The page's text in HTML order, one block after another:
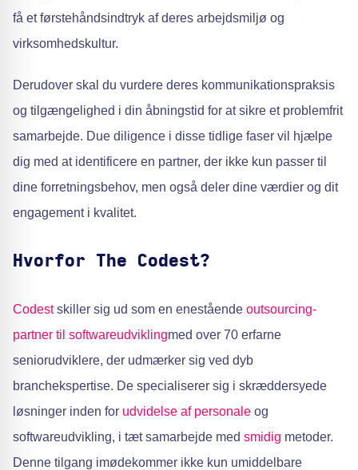
få et førstehåndsindtryk af deres arbejdsmiljø og
virksomhedskultur.
Derudover skal du vurdere deres kommunikationspraksis
og tilgængelighed i din åbningstid for at sikre et problemfrit
samarbejde. Due diligence i disse tidlige faser vil hjælpe
dig med at identificere en partner, der ikke kun passer til
dine forretningsbehov, men også deler dine værdier og dit
engagement i kvalitet.
Hvorfor The Codest?
Codestskiller sig ud som en enestående outsourcing-
partner til softwareudviklingmed over 70 erfarne
seniorudviklere, der udmærker sig ved dyb
branchekspertise. De specialiserer sig i skræddersyede
løsninger inden for udvidelse af personale og
softwareudvikling, i tæt samarbejde med smidig metoder.
Denne tilgang imødekommer ikke kun umiddelbare